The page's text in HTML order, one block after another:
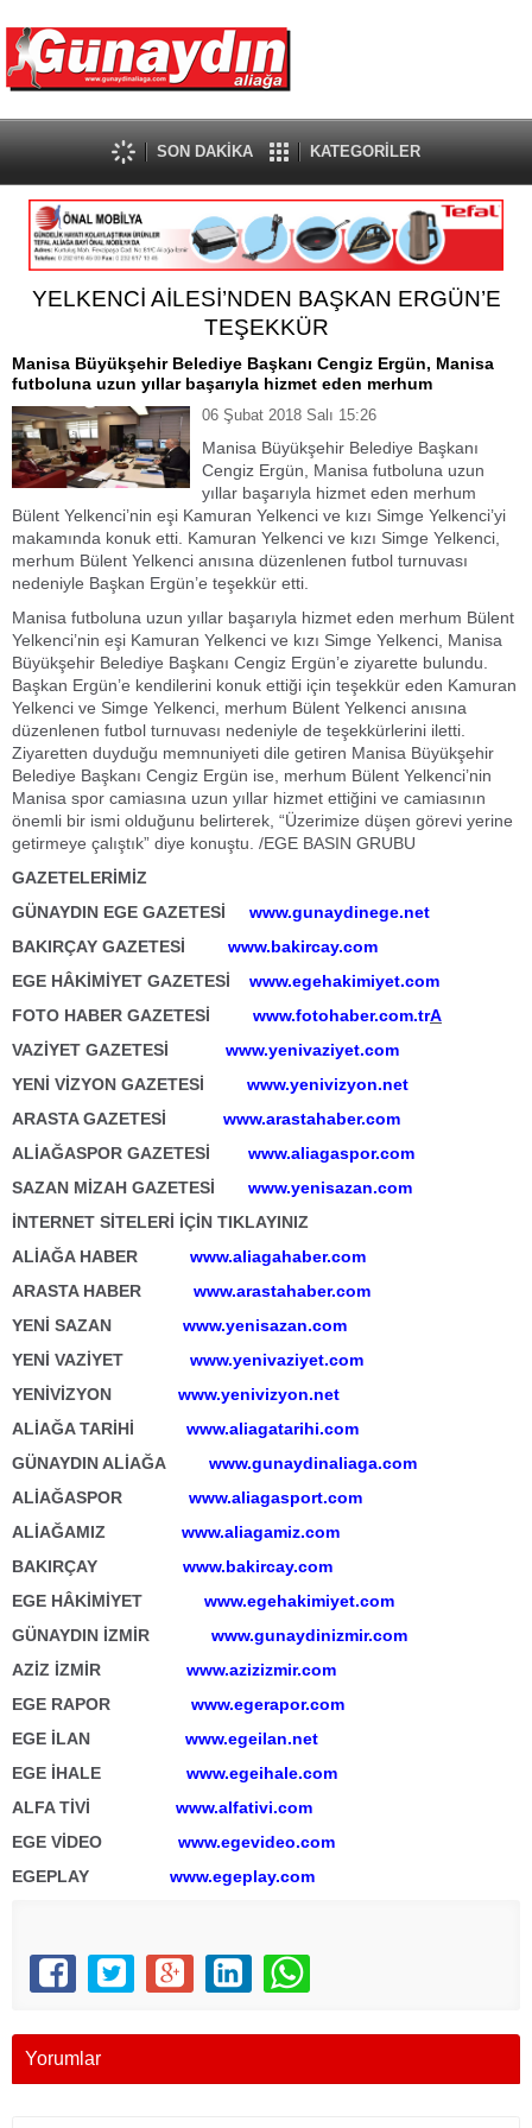
SON DAKİKA KATEGORİLER
YELKENCİ AİLESİ’NDEN BAŞKAN ERGÜN’E
TEŞEKKÜR
Manisa Büyükşehir Belediye Başkanı Cengiz Ergün, Manisa
futboluna uzun yıllar başarıyla hizmet eden merhum
06 Şubat 2018 Salı 15:26
Manisa Büyükşehir Belediye Başkanı
Cengiz Ergün, Manisa futboluna uzun
yıllar başarıyla hizmet eden merhum
Bülent Yelkenci’nin eşi Kamuran Yelkenci ve kızı Simge Yelkenci’yi
makamında konuk etti. Kamuran Yelkenci ve kızı Simge Yelkenci,
merhum Bülent Yelkenci anısına düzenlenen futbol turnuvası
nedeniyle Başkan Ergün’e teşekkür etti.
Manisa futboluna uzun yıllar başarıyla hizmet eden merhum Bülent
Yelkenci’nin eşi Kamuran Yelkenci ve kızı Simge Yelkenci, Manisa
Büyükşehir Belediye Başkanı Cengiz Ergün’e ziyarette bulundu.
Başkan Ergün’e kendilerini konuk ettiği için teşekkür eden Kamuran
Yelkenci ve Simge Yelkenci, merhum Bülent Yelkenci anısına
düzenlenen futbol turnuvası nedeniyle de teşekkürlerini iletti.
Ziyaretten duyduğu memnuniyeti dile getiren Manisa Büyükşehir
Belediye Başkanı Cengiz Ergün ise, merhum Bülent Yelkenci’nin
Manisa spor camiasına uzun yıllar hizmet ettiğini ve camiasının
önemli bir ismi olduğunu belirterek, “Üzerimize düşen görevi yerine
getirmeye çalıştık” diye konuştu. /EGE BASIN GRUBU
GAZETELERİMİZ
GÜNAYDIN EGE GAZETESİ
www.gunaydinege.net
BAKIRÇAY GAZETESİ www.bakircay.com
EGE HÂKİMİYET GAZETESİ
www.egehakimiyet.com
FOTO HABER GAZETESİ
www.fotohaber.com.trA
VAZİYET GAZETESİ www.yenivaziyet.com
YENİ VİZYON GAZETESİ
www.yenivizyon.net
ARASTA GAZETESİ www.arastahaber.com
ALİAĞASPOR GAZETESİ
www.aliagaspor.com
SAZAN MİZAH GAZETESİ
www.yenisazan.com
İNTERNET SİTELERİ İÇİN TIKLAYINIZ
ALİAĞA HABER www.aliagahaber.com
ARASTA HABER www.arastahaber.com
YENİ SAZAN www.yenisazan.com
YENİ VAZİYET www.yenivaziyet.com
YENİVİZYON www.yenivizyon.net
ALİAĞA TARİHİ www.aliagatarihi.com
GÜNAYDIN ALİAĞA
www.gunaydinaliaga.com
ALİAĞASPOR www.aliagasport.com
ALİAĞAMIZ www.aliagamiz.com
BAKIRÇAY www.bakircay.com
EGE HÂKİMİYET www.egehakimiyet.com
GÜNAYDIN İZMİR www.gunaydinizmir.com
AZİZ İZMİR www.azizizmir.com
EGE RAPOR www.egerapor.com
EGE İLAN www.egeilan.net
EGE İHALE www.egeihale.com
ALFA TİVİ www.alfativi.com
EGE VİDEO www.egevideo.com
EGEPLAY www.egeplay.com
Yorumlar